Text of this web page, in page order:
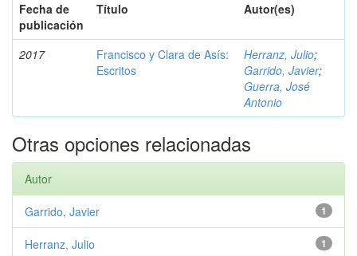
Fecha de
publicación
Título Autor(es)
2017
Francisco y Clara de Asís:
Escritos
Herranz, Julio;
Garrido, Javier;
Guerra, José
Antonio
Otras opciones relacionadas
Autor
1
Garrido, Javier
1
Herranz, Julio